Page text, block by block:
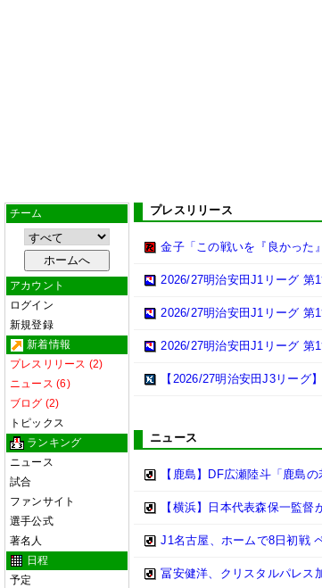
チーム
アカウント
ログイン
新規登録
新着情報
プレスリリース (2)
ニュース (6)
ブログ (2)
トピックス
ランキング
ニュース
試合
ファンサイト
選手公式
著名人
日程
予定
プレスリリース
金子「この戦いを『良かった
2026/27明治安田J1リーグ 第
2026/27明治安田J1リーグ 第
2026/27明治安田J1リーグ 第
【2026/27明治安田J3リーグ
ニュース
【鹿島】DF広瀬陸斗「鹿島
【横浜】日本代表森保一監
J1名古屋、ホームで8日初戦
冨安健洋、クリスタルパレス